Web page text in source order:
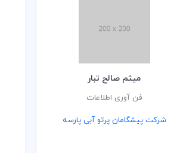
ميثم صالح تبار
فن آوری اطلاعات
شرکت پیشگامان پرتو آبی پارسه